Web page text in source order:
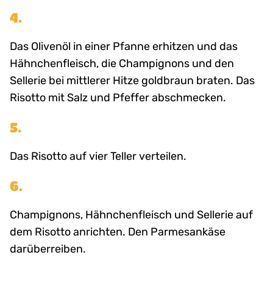
4.
Das Olivenöl in einer Pfanne erhitzen und das
Hähnchenfleisch, die Champignons und den
Sellerie bei mittlerer Hitze goldbraun braten. Das
Risotto mit Salz und Pfeffer abschmecken.
5.
Das Risotto auf vier Teller verteilen.
6.
Champignons, Hähnchenfleisch und Sellerie auf
dem Risotto anrichten. Den Parmesankäse
darüberreiben.